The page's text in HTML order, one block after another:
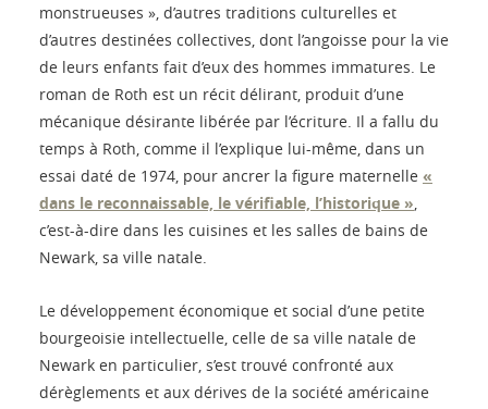
monstrueuses », d’autres traditions culturelles et
d’autres destinées collectives, dont l’angoisse pour la vie
de leurs enfants fait d’eux des hommes immatures. Le
roman de Roth est un récit délirant, produit d’une
mécanique désirante libérée par l’écriture. Il a fallu du
temps à Roth, comme il l’explique lui-même, dans un
essai daté de 1974, pour ancrer la figure maternelle «
dans le reconnaissable, le vérifiable, l’historique »
c’est-à-dire dans les cuisines et les salles de bains de
Newark, sa ville natale.
Le développement économique et social d’une petite
bourgeoisie intellectuelle, celle de sa ville natale de
Newark en particulier, s’est trouvé confronté aux
dérèglements et aux dérives de la société américaine